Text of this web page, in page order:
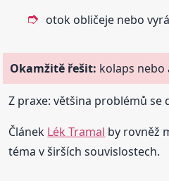
otok obličeje nebo
Okamžitě řešit: kolaps nebo
Z praxe: většina problémů se
Článek Lék Tramal by rovněž
téma v širších souvislostech.